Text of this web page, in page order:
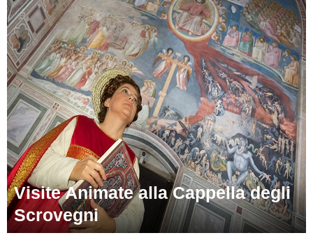
Visite Animate alla Cappella degli
Scrovegni